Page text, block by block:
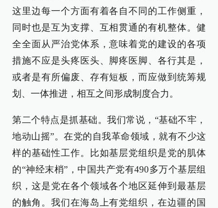
这里边每一个方面有着各自不同的工作侧重，
同时也是互为支撑、互相贯通的有机整体。健
全全面从严治党体系，意味着党的建设的各项
措施不应是头疼医头、脚疼医脚、各行其是，
或者是有所偏废、存有短板，而应做到统筹规
划、一体推进，相互之间形成制度合力。
第二个特点是抓基础。我们常说，“基础不牢，
地动山摇”。在党的自我革命领域，就有不少这
样的基础性工作。比如基层党组织是党的肌体
的“神经末梢”，中国共产党有490多万个基层组
织，这是党在各个领域各个地区延伸到最基层
的触角。我们在海岛上有党组织，在边疆的国